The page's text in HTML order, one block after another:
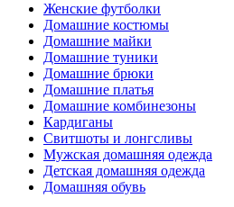
Женские футболки
Домашние костюмы
Домашние майки
Домашние туники
Домашние брюки
Домашние платья
Домашние комбинезоны
Кардиганы
Свитшоты и лонгсливы
Мужская домашняя одежда
Детская домашняя одежда
Домашняя обувь